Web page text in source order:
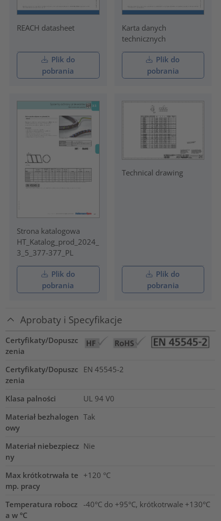
REACH datasheet
Plik do
pobrania
Karta danych
technicznych
Plik do
pobrania
Strona katalogowa
HT_Katalog_prod_2024_
3_5_377-377_PL
Plik do
pobrania
Technical drawing
Plik do
pobrania
Aprobaty i Specyfikacje
Certyfikaty/Dopuszc
zenia
Certyfikaty/Dopuszc
zenia
EN 45545-2
Klasa palności
UL 94 V0
Materiał bezhalogen
owy
Tak
Materiał niebezpiecz
ny
Nie
Max krótkotrwała te
mp. pracy
+120 °C
Temperatura robocz
a w °C
-40°C do +95°C, krótkotrwale +130°C